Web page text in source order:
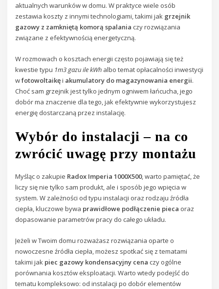
aktualnych warunków w domu. W praktyce wiele osób
zestawia koszty z innymi technologiami, takimi jak grzejnik
gazowy z zamkniętą komorą spalania czy rozwiązania
związane z efektywnością energetyczną.
W rozmowach o kosztach energii często pojawiają się też
kwestie typu 1m3 gazu ile kWh albo temat opłacalności inwestycji
wfotowoltaikęi akumulatory do magazynowania energii.
Choć sam grzejnik jest tylko jednym ogniwem łańcucha, jego
dobór ma znaczenie dla tego, jak efektywnie wykorzystujesz
energię dostarczaną przez instalację.
Wybór do instalacji – na co
zwrócić uwagę przy montażu
Myśląc o zakupie Radox Imperia 1000X500, warto pamiętać, że
liczy się nie tylko sam produkt, ale i sposób jego wpięcia w
system. W zależności od typu instalacji oraz rodzaju źródła
ciepła, kluczowe bywa prawidłowe podłączenie pieca oraz
dopasowanie parametrów pracy do całego układu.
Jeżeli w Twoim domu rozważasz rozwiązania oparte o
nowoczesne źródła ciepła, możesz spotkać się z tematami
takimi jak piec gazowy kondensacyjny cena czy ogólne
porównania kosztów eksploatacji. Warto wtedy podejść do
tematu kompleksowo: od instalacji po dobór elementów